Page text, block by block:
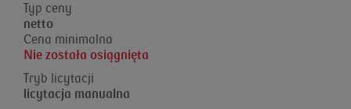
Typ ceny
netto
Cena minimalna
Nie została osiągnięta
Tryb licytacji
licytacja manualna